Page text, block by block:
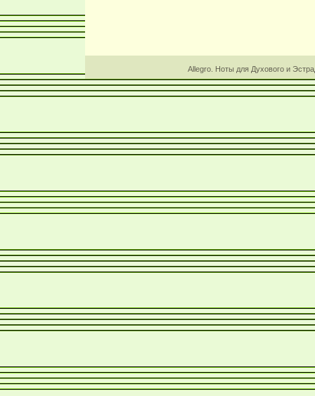
Allegro. Ноты для Духового и